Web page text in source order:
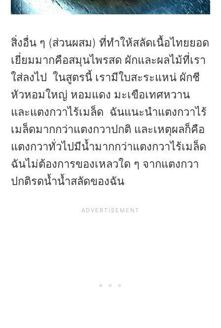
สิ่งอื่น ๆ (ส่วนผสม) ที่ทำให้สลัดเนื้อไทยยอด
เยี่ยมมากคือสมุนไพรสด ผักและผลไม้ที่เรา
ใส่ลงไป ในสูตรนี้ เรามีใบสะระแหน่ ผักชี
หัวหอมใหญ่ หอมแดง มะเขือเทศหวาน
และแตงกวาไร้เมล็ด ฉันแนะนำแตงกวาไร้
เมล็ดมากกว่าแตงกวาปกติ และเหตุผลก็คือ
แตงกวาทั่วไปมีน้ำมากกว่าแตงกวาไร้เมล็ด
ฉันไม่ต้องการของเหลวใด ๆ จากแตงกวา
ปกติรดน้ำน้ำสลัดของฉัน